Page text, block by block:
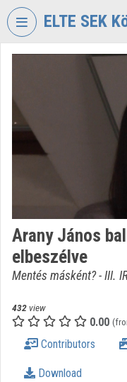
Skip header
ELTE SEK
TORIUM
ELTE
EKL
SAVARIA
KÖNYVTÁR
Organization home
Log In
Organization discovery
Arany János
elbeszélve
Mentés másként? - III.
432 view
0.00
Contributors
Download